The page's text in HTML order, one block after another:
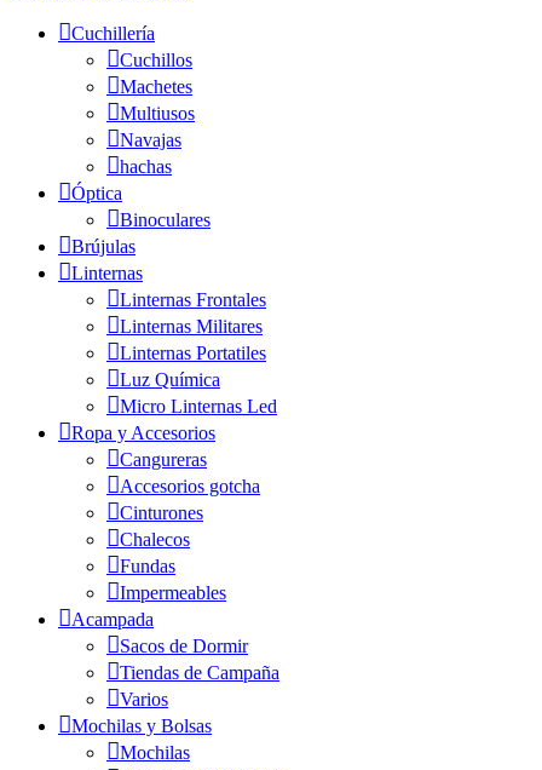
Cuchillería
Cuchillos
Machetes
Multiusos
Navajas
hachas
Óptica
Binoculares
Brújulas
Linternas
Linternas Frontales
Linternas Militares
Linternas Portatiles
Luz Química
Micro Linternas Led
Ropa y Accesorios
Cangureras
Accesorios gotcha
Cinturones
Chalecos
Fundas
Impermeables
Acampada
Sacos de Dormir
Tiendas de Campaña
Varios
Mochilas y Bolsas
Mochilas